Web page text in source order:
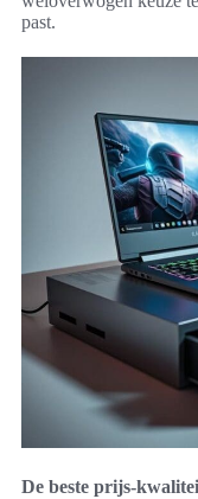
past.
De beste prijs-